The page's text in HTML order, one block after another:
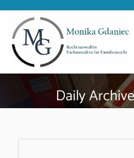
Daily